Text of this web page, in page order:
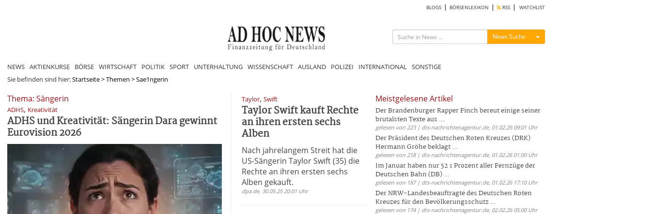
BLOGS BÖRSENLEXIKON RSS WATCHLIST
News Suche Menü ein-/ausblenden
NEWS AKTIENKURSE BÖRSE WIRTSCHAFT POLITIK SPORT UNTERHALTUNG WISSENSCHAFT AUSLAND POLIZEI INTERNATIONAL SONSTIGE
Sie befinden sind hier:Startseite>Themen >Sae1ngerin
Thema: Sängerin
ADHS, Kreativität
ADHS und Kreativität: Sängerin Dara gewinnt
Eurovision 2026
Taylor, Swift
Taylor Swift kauft Rechte
an ihren ersten sechs
Alben
Nach jahrelangem Streit hat die
US-Sängerin Taylor Swift (35) die
Rechte an ihren ersten sechs
Alben gekauft.
dpa.de, 30.05.25 20:01 Uhr
Meistgelesene Artikel
Der Brandenburger Rapper Finch bereut einige seiner
brutalsten Texte aus ...
gelesen von 223 | dts-nachrichtenagentur.de, 01.02.26 09:01 Uhr
Der Präsident des Deutschen Roten Kreuzes (DRK)
Hermann Gröhe beklagt ...
gelesen von 218 | dts-nachrichtenagentur.de, 01.02.26 01:00 Uhr
Im Januar haben nur 52 1 Prozent aller Fernzüge der
Deutschen Bahn (DB) ...
gelesen von 187 | dts-nachrichtenagentur.de, 01.02.26 17:10 Uhr
Der NRW-Landesbeauftragte des Deutschen Roten
Kreuzes für den Bevölkerungsschutz ...
gelesen von 174 | dts-nachrichtenagentur.de, 02.02.26 05:00 Uhr